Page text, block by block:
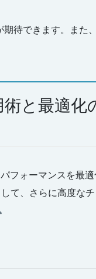
待できます。また
と最適化
フォーマンスを最
て、さらに高度な